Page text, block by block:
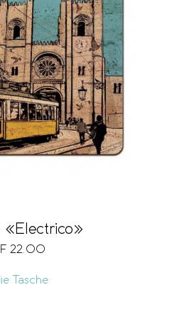
«Electrico»
22.00
Tasche